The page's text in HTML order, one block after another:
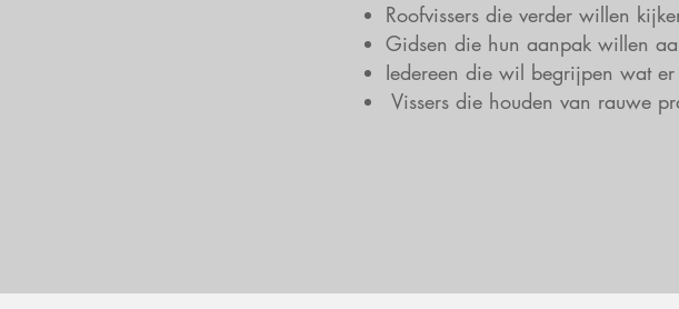
Roofvissers die verder willen
Gidsen die hun aanpak willen
Iedereen die wil begrijpen wat
Vissers die houden van rauwe